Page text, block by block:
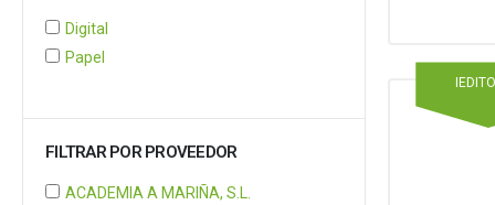
Digital
Papel
FILTRAR POR PROVEEDOR
ACADEMIA A MARIÑA, S.L.